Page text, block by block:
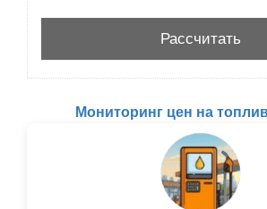
Мониторинг цен на